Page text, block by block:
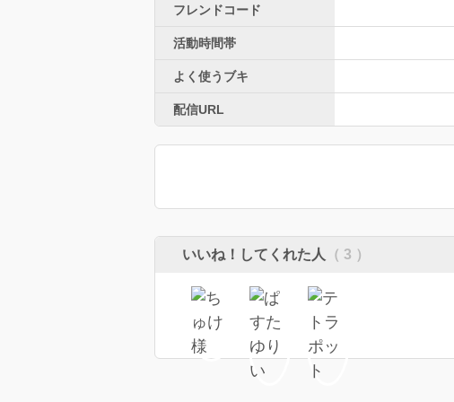
フレンドコード
活動時間帯
よく使うブキ
配信URL
いいね！してくれた人 （ 3 ）